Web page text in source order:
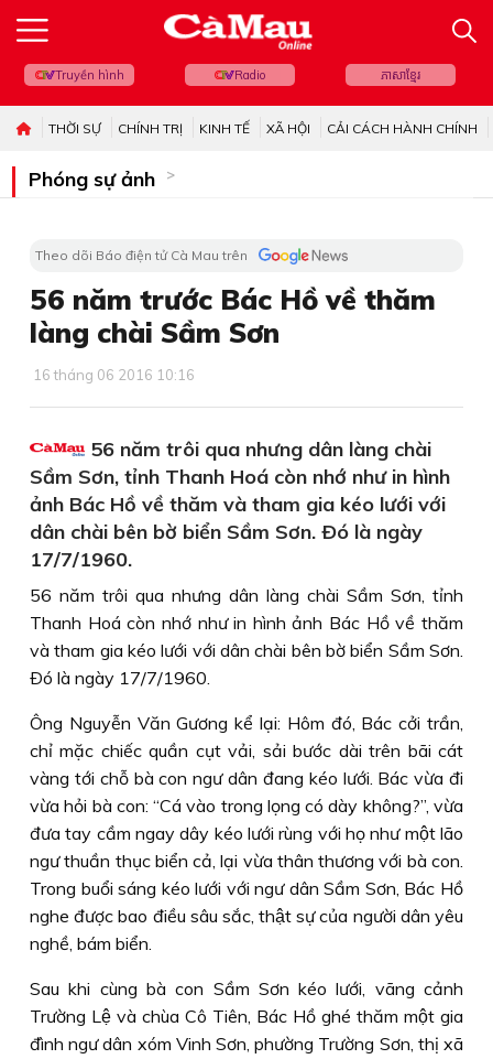
Truyền hình Radio ភាសាខ្មែរ
THỜI SỰ CHÍNH TRỊ KINH TẾ XÃ HỘI CẢI CÁCH HÀNH CHÍNH
Phóng sự ảnh
Theo dõi Báo điện tử Cà Mau trên
56 năm trước Bác Hồ về thăm
làng chài Sầm Sơn
16 tháng 06 2016 10:16
56 năm trôi qua nhưng dân làng chài
Sầm Sơn, tỉnh Thanh Hoá còn nhớ như in hình
ảnh Bác Hồ về thăm và tham gia kéo lưới với
dân chài bên bờ biển Sầm Sơn. Ðó là ngày
17/7/1960.
56 năm trôi qua nhưng dân làng chài Sầm Sơn, tỉnh
Thanh Hoá còn nhớ như in hình ảnh Bác Hồ về thăm
và tham gia kéo lưới với dân chài bên bờ biển Sầm Sơn.
Ðó là ngày 17/7/1960.
Ông Nguyễn Văn Gương kể lại: Hôm đó, Bác cởi trần,
chỉ mặc chiếc quần cụt vải, sải bước dài trên bãi cát
vàng tới chỗ bà con ngư dân đang kéo lưới. Bác vừa đi
vừa hỏi bà con: “Cá vào trong lọng có dày không?”, vừa
đưa tay cầm ngay dây kéo lưới rùng với họ như một lão
ngư thuần thục biển cả, lại vừa thân thương với bà con.
Trong buổi sáng kéo lưới với ngư dân Sầm Sơn, Bác Hồ
nghe được bao điều sâu sắc, thật sự của người dân yêu
nghề, bám biển.
Sau khi cùng bà con Sầm Sơn kéo lưới, vãng cảnh
Trường Lệ và chùa Cô Tiên, Bác Hồ ghé thăm một gia
đình ngư dân xóm Vinh Sơn, phường Trường Sơn, thị xã